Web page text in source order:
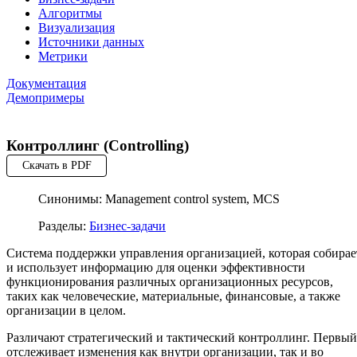
Алгоритмы
Визуализация
Источники данных
Метрики
Документация
Демопримеры
Контроллинг (Controlling)
Скачать в PDF
Синонимы: Management control system, MCS
Разделы: Бизнес-задачи
Система поддержки управления организацией, которая
и использует информацию для оценки эффективности
функционирования различных организационных ресурсов,
таких как человеческие, материальные, финансовые, а также
организации в целом.
Различают стратегический и тактический контроллинг. Первый
отслеживает изменения как внутри организации, так и во